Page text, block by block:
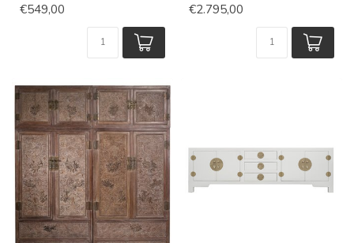
€549,00 €2.795,00